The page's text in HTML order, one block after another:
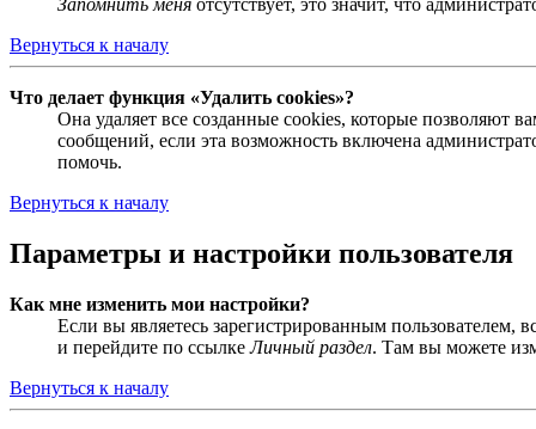
Запомнить меня отсутствует, это значит, что
Вернуться к началу
Что делает функция «Удалить cookies»?
Она удаляет все созданные cookies, которые позволяют
сообщений, если эта возможность включена
помочь.
Вернуться к началу
Параметры и настройки пользователя
Как мне изменить мои настройки?
Если вы являетесь зарегистрированным
и перейдите по ссылкеЛичный раздел. Там вы можете
Вернуться к началу